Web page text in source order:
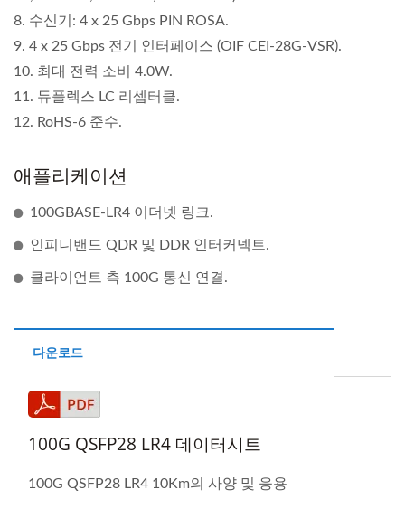
8. 수신기: 4 x 25 Gbps PIN ROSA.
9. 4 x 25 Gbps 전기 인터페이스 (OIF CEI-28G-VSR).
10. 최대 전력 소비 4.0W.
11. 듀플렉스 LC 리셉터클.
12. RoHS-6 준수.
애플리케이션
100GBASE-LR4 이더넷 링크.
인피니밴드 QDR 및 DDR 인터커넥트.
클라이언트 측 100G 통신 연결.
다운로드
100G QSFP28 LR4 데이터시트
100G QSFP28 LR4 10Km의 사양 및 응용